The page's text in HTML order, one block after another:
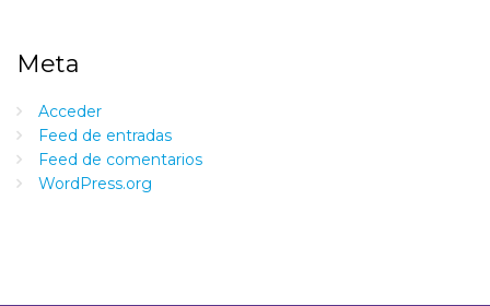
Meta
Acceder
Feed de entradas
Feed de comentarios
WordPress.org